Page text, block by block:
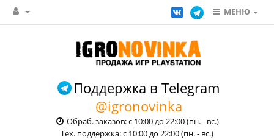
МЕНЮ
Поддержка в Telegram
@igronovinka
Обраб. заказов: с 10:00 до 22:00 (пн. - вс.)
Тех. поддержка: с 10:00 до 22:00 (пн. - вс.)